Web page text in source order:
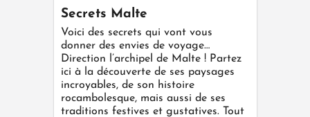
Secrets Malte
Voici des secrets qui vont vous
donner des envies de voyage…
Direction l’archipel de Malte ! Partez
ici à la découverte de ses paysages
incroyables, de son histoire
rocambolesque, mais aussi de ses
traditions festives et gustatives. Tout